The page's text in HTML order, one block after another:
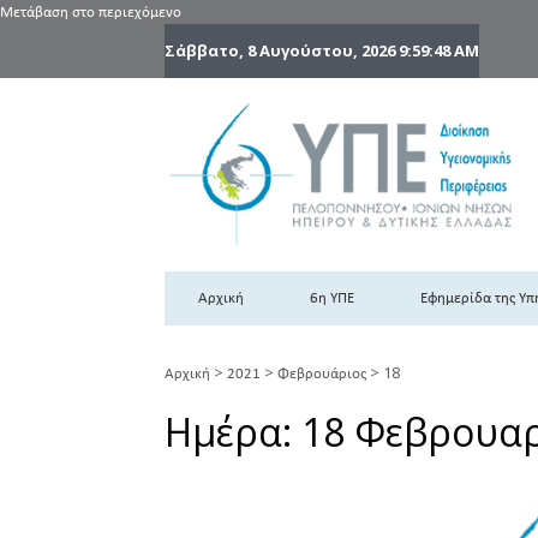
Μετάβαση στο περιεχόμενο
Σάββατο, 8 Αυγούστου, 20269:59:48 AM
Αρχική 6η ΥΠΕ Εφημερίδα της
Αρχική > 2021 > Φεβρουάριος > 18
Ημέρα: 18